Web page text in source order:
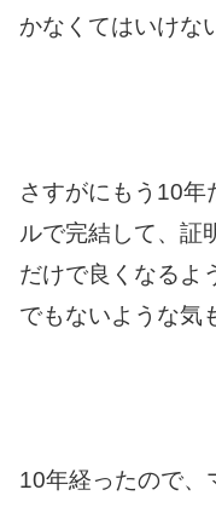
かなくてはいけな
さすがにもう10年
ルで完結して、証
だけで良くなるよ
でもないような気
10年経ったので、